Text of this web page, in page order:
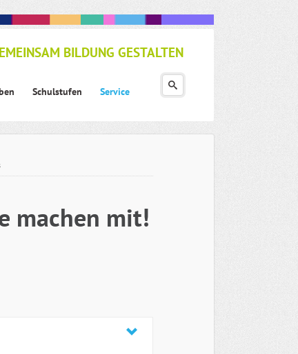
Schulstufen Service
BILDUNG GESTALTEN
machen mit!